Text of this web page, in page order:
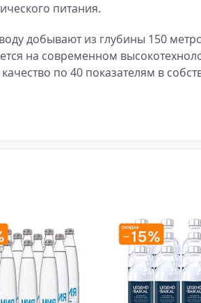
питания.
добывают из глубины 150
на современном
по 40 показателям в